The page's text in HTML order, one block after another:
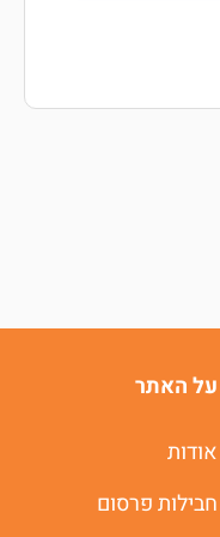
על האתר
אודות
חבילות פרסום